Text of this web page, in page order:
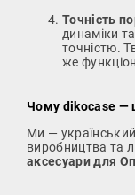
Точність
динаміки
точністю.
же
Чому dikocase —
Ми —
виробництва та
аксесуари для